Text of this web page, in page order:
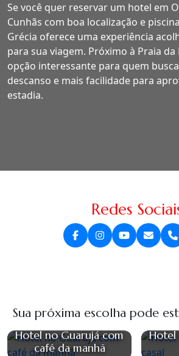
Se você quer reservar um hotel em
Cunhãs com boa localização e
Grécia oferece uma experiência
para sua viagem. Próximo à Praia da
opção interessante para quem
descanso e mais facilidade para
estadia.
Redes
Sua próxima escolha pode
Hotel no Guarujá com
café da manhã
Hotel